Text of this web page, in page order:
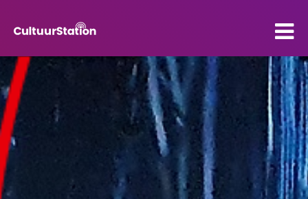
VO
Kenniscentrum
Contact
Mijn CultuurStation